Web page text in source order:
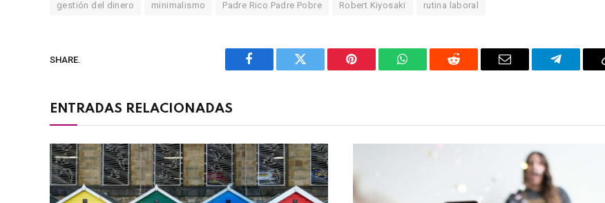
gestión del dinero minimalismo Padre Rico Padre Pobre Robert Kiyosaki rutina laboral
SHARE.
Facebook Twitter Pinterest WhatsAppReddit Email Telegram
ENTRADAS RELACIONADAS